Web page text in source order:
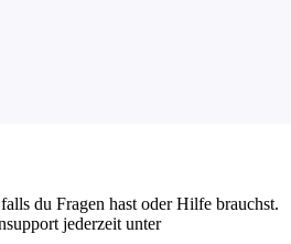
du Fragen hast oder Hilfe brauchst.
jederzeit unter